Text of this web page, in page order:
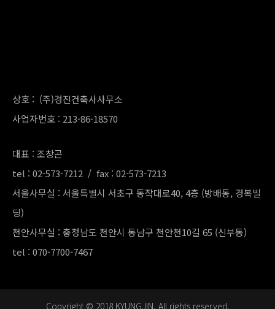
상호 : (주)경진건축사사무소
사업자번호 : 213-86-18570
대표 : 조창곤
tel : 02-573-7212 / fax : 02-573-7213
서울사무실 : 서울특별시 서초구 동작대로40, 4층 (방배동, 경복빌
딩)
천안사무실 : 충청남도 천안시 동남구 천안천10길 65 (신부동)
tel : 070-7700-7467
Copyright © 2018 KYUNGJIN. All rights reserved.